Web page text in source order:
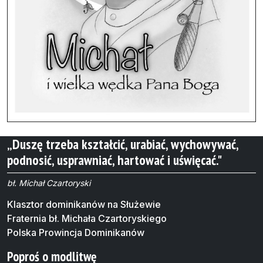
„Duszę trzeba kształcić, urabiać, wychowywać,
podnosić, usprawniać, hartować i uświęcać."
bł. Michał Czartoryski
Klasztor dominikanów na Służewie
Fraternia bł. Michała Czartoryskiego
Polska Prowincja Dominikanów
Poproś o modlitwę